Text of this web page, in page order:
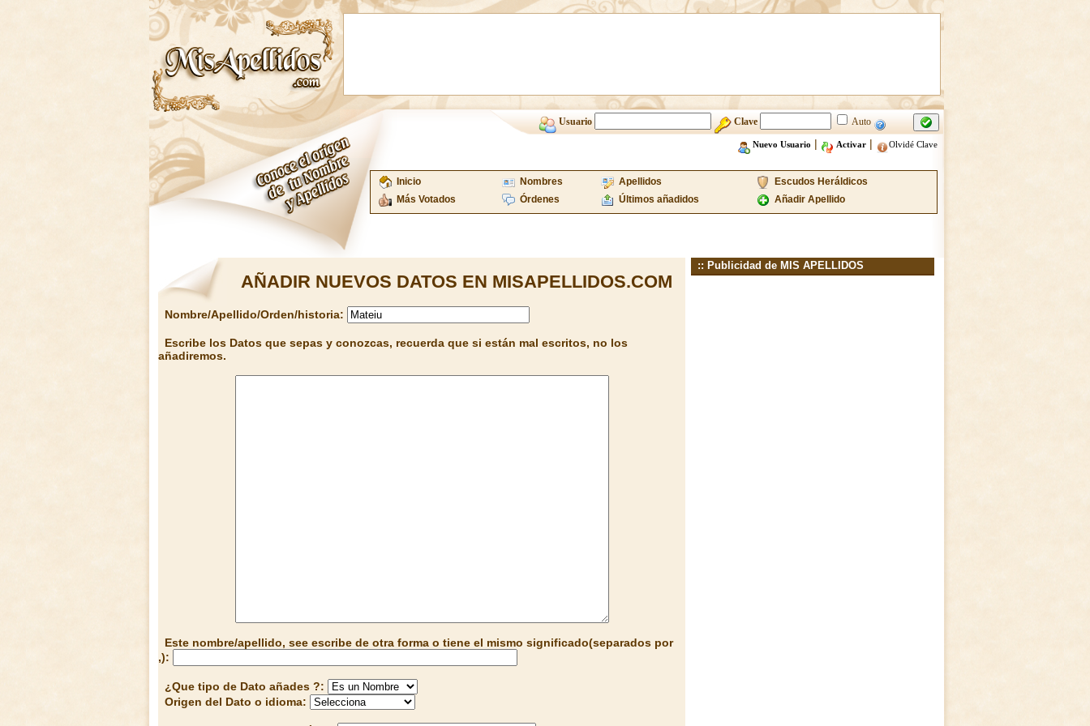
Usuario Clave Auto
Nuevo Usuario | Activar| Olvidé Clave
Inicio Nombres Apellidos
Escudos Heráldicos
Más Votados
Órdenes Últimos añadidos Añadir Apellido
AÑADIR NUEVOS DATOS EN MISAPELLIDOS.COM
Nombre/Apellido/Orden/historia:
Escribe los Datos que sepas y conozcas, recuerda que si están mal escritos, no los
añadiremos.
Este nombre/apellido, see escribe de otra forma o tiene el mismo significado(separados por
,):
¿Que tipo de Dato añades ?:
Origen del Dato o idioma:
:: Publicidad de MIS APELLIDOS